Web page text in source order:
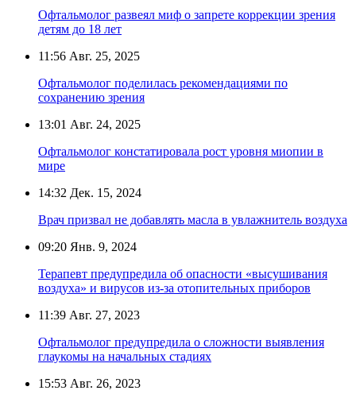
Офтальмолог развеял миф о запрете коррекции зрения
детям до 18 лет
11:56 Авг. 25, 2025
Офтальмолог поделилась рекомендациями по
сохранению зрения
13:01 Авг. 24, 2025
Офтальмолог констатировала рост уровня миопии в
мире
14:32 Дек. 15, 2024
Врач призвал не добавлять масла в увлажнитель воздуха
09:20 Янв. 9, 2024
Терапевт предупредила об опасности «высушивания
воздуха» и вирусов из-за отопительных приборов
11:39 Авг. 27, 2023
Офтальмолог предупредила о сложности выявления
глаукомы на начальных стадиях
15:53 Авг. 26, 2023